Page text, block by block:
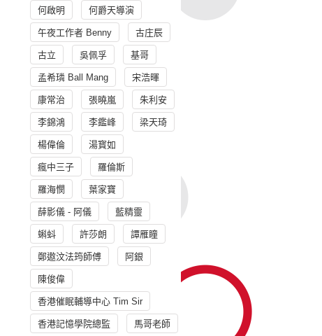
何啟明 何爵天導演
午夜工作者 Benny 古庄辰
古立 吳佩孚 基哥
孟希璘 Ball Mang 宋浩暉
康常治 張曉嵐 朱利安
李錦鴻 李鑑峰 梁天琦
楊偉倫 湯寳如
瘋中三子 羅倫斯
羅海憫 葉家寶
薛影儀 - 阿儀 藍精靈
蝌蚪 許莎朗 譚雁瞳
鄭遨汶法筠師傅 阿銀
陳俊偉
香港催眠輔導中心 Tim Sir
香港記憶學院總監 馬哥老師